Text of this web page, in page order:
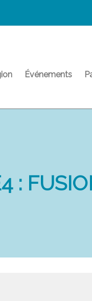
Événements
: